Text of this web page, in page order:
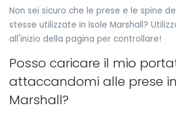
Non sei sicuro che le prese e le spine
stesse utilizzate in Isole Marshall?
all'inizio della pagina per controllare!
Posso caricare il mio
attaccandomi alle prese
Marshall?